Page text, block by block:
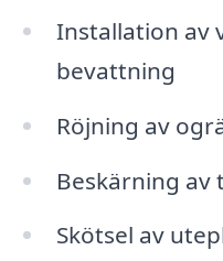
Installation av
bevattning
Röjning av
Beskärning av
Skötsel av